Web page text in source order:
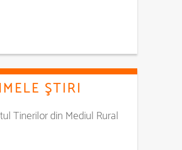
ŞTIRI
Tinerilor din Mediul Rural